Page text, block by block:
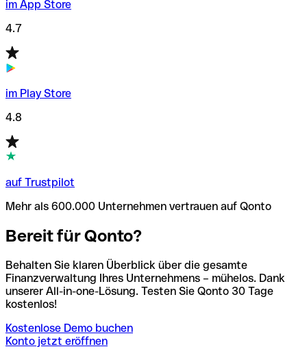
im App Store
4.7
im Play Store
4.8
auf Trustpilot
Mehr als 600.000 Unternehmen vertrauen auf Qonto
Bereit für Qonto?
Behalten Sie klaren Überblick über die gesamte
Finanzverwaltung Ihres Unternehmens – mühelos. Dank
unserer All-in-one-Lösung. Testen Sie Qonto 30 Tage
kostenlos!
Kostenlose Demo buchen
Konto jetzt eröffnen